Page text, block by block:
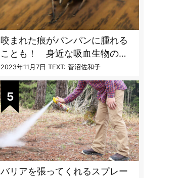
咬まれた痕がパンパンに腫れる
ことも！ 身近な吸血生物の
〝生態と対策〟【vol.04 ア
ブ・ブユ・ヌカカ】
2023年11月7日 TEXT: 菅沼佐和子
バリアを張ってくれるスプレー